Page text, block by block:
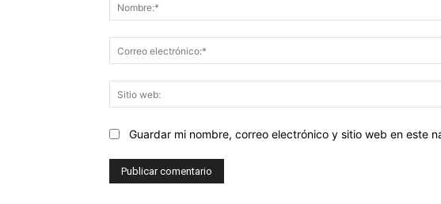
Guardar mi nombre, correo electrónico y sitio web en este